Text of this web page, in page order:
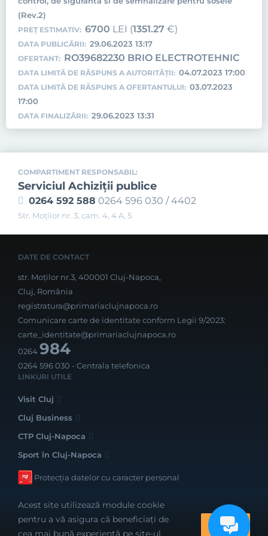
(Rev.2)
PREȚ ESTIMATIV: 6700 LEI (1351.27 €)
DATA PUBLICĂRII: 29.06.2023 13:17
OFERTANT: RO39682230 BRIO ELECTROTEHNIC
DATA LIMITĂ DE RĂSPUNS A AUTORITĂȚII: 04.07.2023 17:00
DATA LIMITĂ DE RĂSPUNS A OFERTANTULUI: 03.07.2023
17:00
DATA FINALIZĂRII: 29.06.2023 13:31
COMPARTIMENT RESPONSABIL:
Serviciul Achiziţii publice
0264 592 588 0264 596 030 / 4402
Str. Moţilor nr. 3, cam. 4, 4 A, 5
DATE DE CONTACT
str. Moților nr.3, 400001 Cluj-Napoca,
Cluj, România
registratura@primariaclujnapoca.ro
Comunicare carte de identitate conform Legii 9/2023:
carte_identitate@primariaclujnapoca.ro
0264984
0264 596 030 - Centrala telefonica
LINKURI UTILE
Visit Cluj
Cluj Business
CTP Cluj-Napoca
Sport în Cluj-Napoca
Protecția datelor cu caracter personal
Acest site utilizează module cookie
pentru a vă asigura că beneficiați de
cea mai bună experiență pe site-ul
OK